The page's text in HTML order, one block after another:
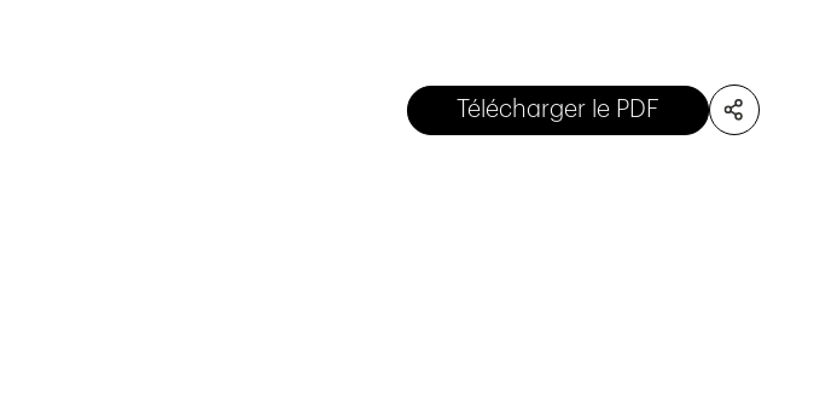
Télécharger le PDF